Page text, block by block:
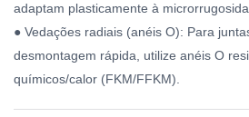
adaptam plasticamente à
● Vedações radiais (anéis O): Para
desmontagem rápida, utilize anéis O
químicos/calor (FKM/FFKM).